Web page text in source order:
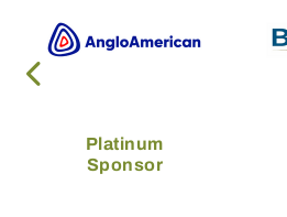
Platinum
Sponsor